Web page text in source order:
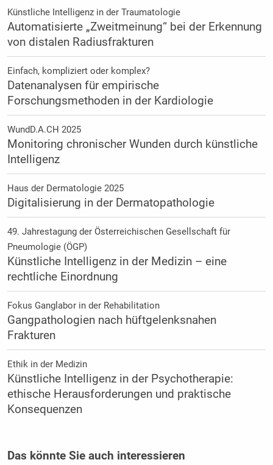
Künstliche Intelligenz in der Traumatologie
Automatisierte „Zweitmeinung“ bei der Erkennung
von distalen Radiusfrakturen
Einfach, kompliziert oder komplex?
Datenanalysen für empirische
Forschungsmethoden in der Kardiologie
WundD.A.CH 2025
Monitoring chronischer Wunden durch künstliche
Intelligenz
Haus der Dermatologie 2025
Digitalisierung in der Dermatopathologie
49. Jahrestagung der Österreichischen Gesellschaft für
Pneumologie (ÖGP)
Künstliche Intelligenz in der Medizin – eine
rechtliche Einordnung
Fokus Ganglabor in der Rehabilitation
Gangpathologien nach hüftgelenksnahen
Frakturen
Ethik in der Medizin
Künstliche Intelligenz in der Psychotherapie:
ethische Herausforderungen und praktische
Konsequenzen
Das könnte Sie auch interessieren